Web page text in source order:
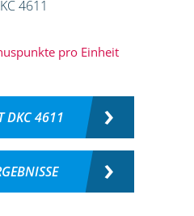
pro Einheit
DKC 4611